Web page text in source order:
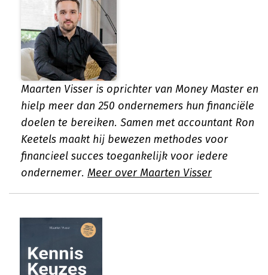
Maarten Visser is oprichter van Money Master en
hielp meer dan 250 ondernemers hun financiële
doelen te bereiken. Samen met accountant Ron
Keetels maakt hij bewezen methodes voor
financieel succes toegankelijk voor iedere
ondernemer. Meer over Maarten Visser